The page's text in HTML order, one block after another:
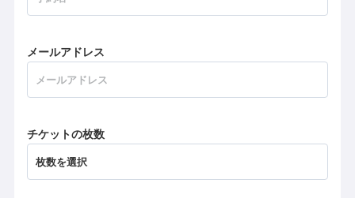
メールアドレス
チケットの枚数